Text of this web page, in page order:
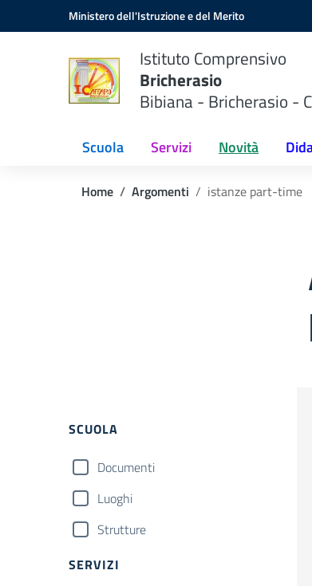
Vai ai contenuti
Vai al menu di navigazioneMinistero dell'Istruzione e del Merito
Istituto Comprensivo
Bricherasio
Bibiana - Bricherasio -
Scuola Servizi Novità
Home Argomenti istanze part-time
SCUOLA
Documenti
Luoghi
Strutture
SERVIZI